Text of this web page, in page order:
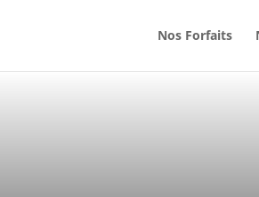
Nos Forfaits